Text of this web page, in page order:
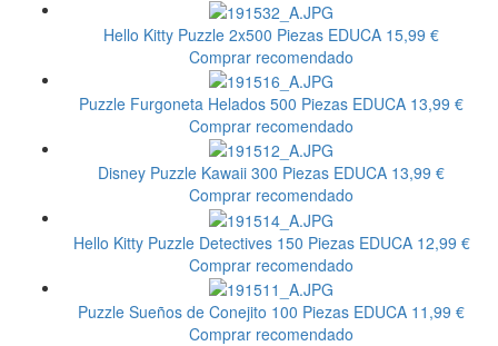
Hello Kitty Puzzle 2x500 Piezas EDUCA 15,99 €
Comprar recomendado
Puzzle Furgoneta Helados 500 Piezas EDUCA 13,99 €
Comprar recomendado
Disney Puzzle Kawaii 300 Piezas EDUCA 13,99 €
Comprar recomendado
Hello Kitty Puzzle Detectives 150 Piezas EDUCA 12,99 €
Comprar recomendado
Puzzle Sueños de Conejito 100 Piezas EDUCA 11,99 €
Comprar recomendado